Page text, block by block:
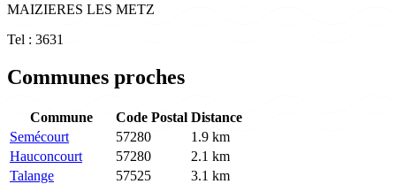
MAIZIERES LES METZ
Tel : 3631
Communes proches
Commune Code Postal Distance
Semécourt
57280
1.9 km
Hauconcourt
57280
2.1 km
Talange
57525 3.1 km